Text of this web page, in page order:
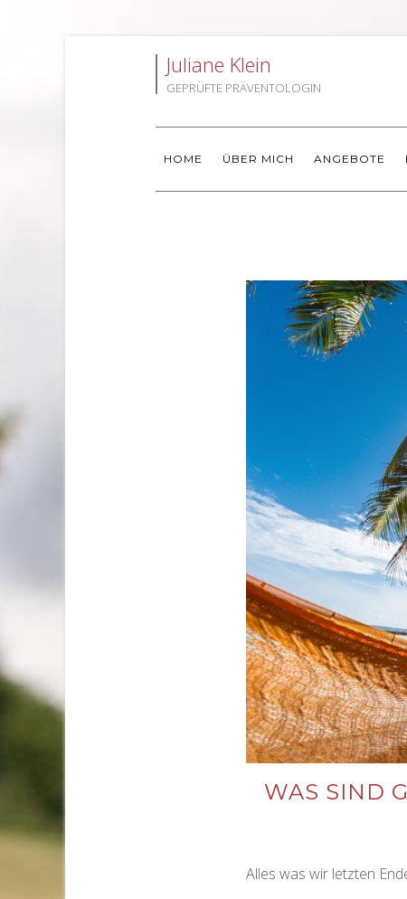
Juliane Klein
GEPRÜFTE PRÄVENTOLOGIN
HOME ÜBER MICH ANGEBOTE
WAS SIND
Alles was wir letzten